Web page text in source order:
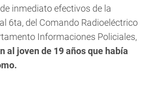
inmediato efectivos de la
6ta, del Comando Radioeléctrico
Informaciones Policiales,
al joven de 19 años que había